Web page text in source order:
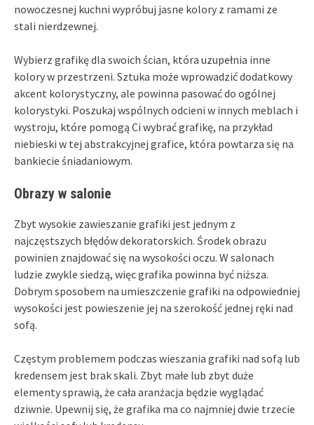
nowoczesnej kuchni wypróbuj jasne kolory z ramami ze
stali nierdzewnej.
Wybierz grafikę dla swoich ścian, która uzupełnia inne
kolory w przestrzeni. Sztuka może wprowadzić dodatkowy
akcent kolorystyczny, ale powinna pasować do ogólnej
kolorystyki. Poszukaj wspólnych odcieni w innych meblach i
wystroju, które pomogą Ci wybrać grafikę, na przykład
niebieski w tej abstrakcyjnej grafice, która powtarza się na
bankiecie śniadaniowym.
Obrazy w salonie
Zbyt wysokie zawieszanie grafiki jest jednym z
najczęstszych błędów dekoratorskich. Środek obrazu
powinien znajdować się na wysokości oczu. W salonach
ludzie zwykle siedzą, więc grafika powinna być niższa.
Dobrym sposobem na umieszczenie grafiki na odpowiedniej
wysokości jest powieszenie jej na szerokość jednej ręki nad
sofą.
Częstym problemem podczas wieszania grafiki nad sofą lub
kredensem jest brak skali. Zbyt małe lub zbyt duże
elementy sprawią, że cała aranżacja będzie wyglądać
dziwnie. Upewnij się, że grafika ma co najmniej dwie trzecie